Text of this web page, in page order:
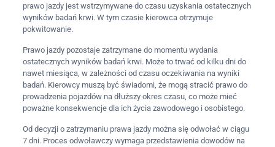
prawo jazdy jest wstrzymywane do czasu uzyskania ostatecznych
wyników badań krwi. W tym czasie kierowca otrzymuje
pokwitowanie.
Prawo jazdy pozostaje zatrzymane do momentu wydania
ostatecznych wyników badań krwi. Może to trwać od kilku dni do
nawet miesiąca, w zależności od czasu oczekiwania na wyniki
badań. Kierowcy muszą być świadomi, że mogą stracić prawo do
prowadzenia pojazdów na dłuższy okres czasu, co może mieć
poważne konsekwencje dla ich życia zawodowego i osobistego.
Od decyzji o zatrzymaniu prawa jazdy można się odwołać w ciągu
7 dni. Proces odwoławczy wymaga przedstawienia dowodów na